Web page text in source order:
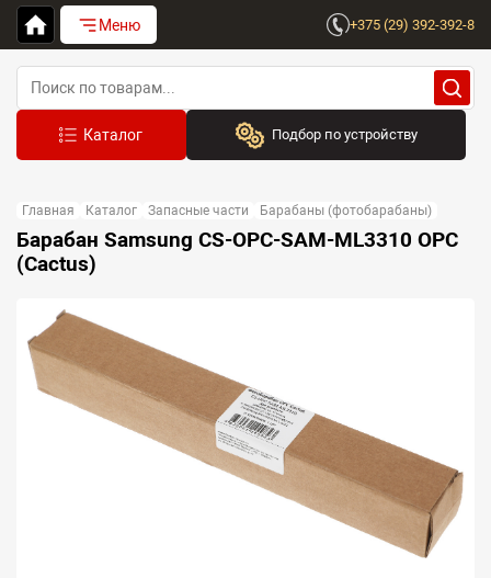
Меню +375 (29) 392-392-8
Подбор по устройству
Выберите бренд
Главная Каталог Запасные части Барабаны (фотобарабаны)
Барабан Samsung CS-OPC-SAM-ML3310 OPC
(Cactus)